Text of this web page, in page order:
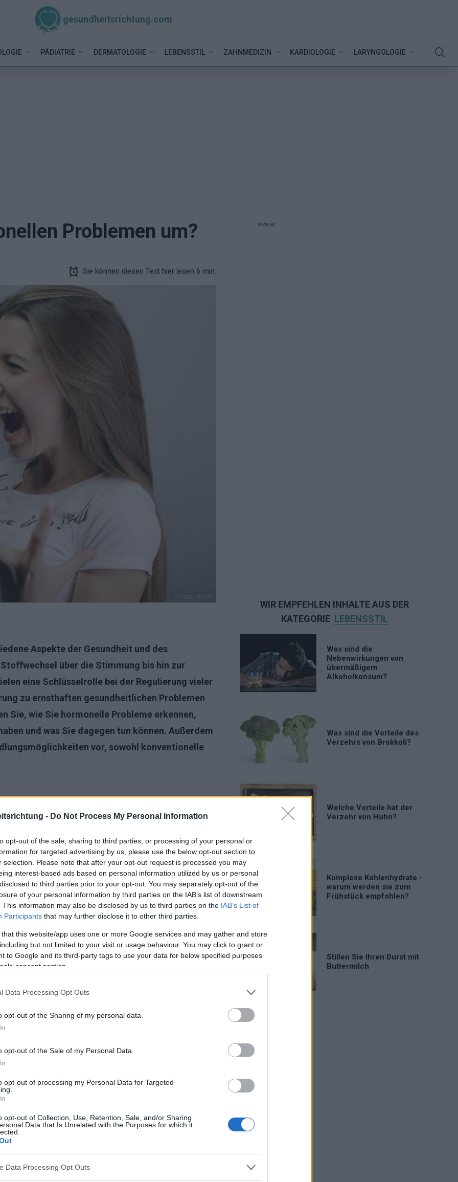
- Do Not Process My Personal Information
opt-out of the sale, sharing to third parties, or processing of your personal or
for targeted advertising by us, please use the below opt-out section to
selection. Please note that after your opt-out request is processed you may
interest-based ads based on personal information utilized by us or personal
to third parties prior to your opt-out. You may separately opt-out of the
of your personal information by third parties on the IAB’s list of downstream
This information may also be disclosed by us to third parties on the IAB’s List of
Participants that may further disclose it to other third parties.
that this website/app uses one or more Google services and may gather and store
but not limited to your visit or usage behaviour. You may click to grant or
to Google and its third-party tags to use your data for below specified purposes
consent section.
Data Processing Opt Outs
opt-out of the Sharing of my personal data.
opt-out of the Sale of my Personal Data.
opt-out of processing my Personal Data for Targeted
opt-out of Collection, Use, Retention, Sale, and/or Sharing
Data that Is Unrelated with the Purposes for which it
Data Processing Opt Outs
gesundheitsrichtung.com
PÄDIATRIE DERMATOLOGIE LEBENSSTIL ZAHNMEDIZIN KARDIOLOGIE LARYNGOLOGIE
Problemen um?
Sie können diesen Text hier lesen 6 min.
Aspekte der Gesundheit und des
über die Stimmung bis hin zur
eine Schlüsselrolle bei der Regulierung vieler
zu ernsthaften gesundheitlichen Problemen
Sie, wie Sie hormonelle Probleme erkennen,
und was Sie dagegen tun können. Außerdem
vor, sowohl konventionelle
Werbung:
WIR EMPFEHLEN INHALTE AUS DER
KATEGORIE LEBENSSTIL
Was sind die
Nebenwirkungen von
übermäßigem
Alkoholkonsum?
Was sind die Vorteile des
Verzehrs von Brokkoli?
Welche Vorteile hat der
Verzehr von Huhn?
Komplexe Kohlenhydrate -
warum werden sie zum
Frühstück empfohlen?
Stillen Sie Ihren Durst mit
Buttermilch